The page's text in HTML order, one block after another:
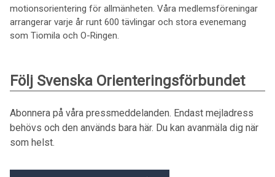
motionsorientering för allmänheten. Våra medlemsföreningar
arrangerar varje år runt 600 tävlingar och stora evenemang
som Tiomila och O-Ringen.
Följ Svenska Orienteringsförbundet
Abonnera på våra pressmeddelanden. Endast mejladress
behövs och den används bara här. Du kan avanmäla dig när
som helst.